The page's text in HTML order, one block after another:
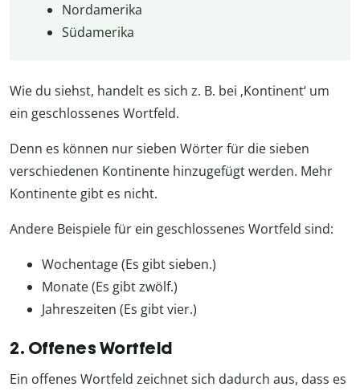
Nordamerika
Südamerika
Wie du siehst, handelt es sich z. B. bei ‚Kontinent‘ um
ein geschlossenes Wortfeld.
Denn es können nur sieben Wörter für die sieben
verschiedenen Kontinente hinzugefügt werden. Mehr
Kontinente gibt es nicht.
Andere Beispiele für ein geschlossenes Wortfeld sind:
Wochentage (Es gibt sieben.)
Monate (Es gibt zwölf.)
Jahreszeiten (Es gibt vier.)
2. Offenes Wortfeld
Ein offenes Wortfeld zeichnet sich dadurch aus, dass es